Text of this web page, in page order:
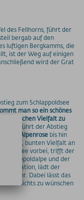
des Fellhorns, führt der
bergab auf den
luftigen Bergkamms, die
ist der Weg auf einigen
wird der Grat
zum Schlappoldsee
man so ein schönes
Vielfalt zu
führt der Abstieg
der
Alpenrose bis hin
bunten Vielfalt an
vorbei, trifft der
Schlappoldalpe und der
Station, lädt der
Einkehr. Dabei lässt das
nichts zu wünschen